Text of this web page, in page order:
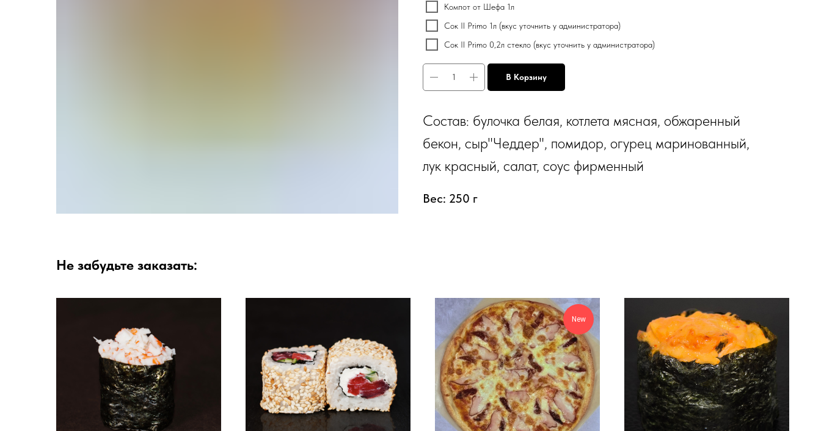
Компот от Шефа 1л
Сок Il Primo 1л (вкус уточнить у администратора)
Сок Il Primo 0,2л стекло (вкус уточнить у администратора)
В Корзину
Состав: булочка белая, котлета мясная, обжаренный
бекон, сыр"Чеддер", помидор, огурец маринованный,
лук красный, салат, соус фирменный
Вес: 250 г
Не забудьте заказать:
New